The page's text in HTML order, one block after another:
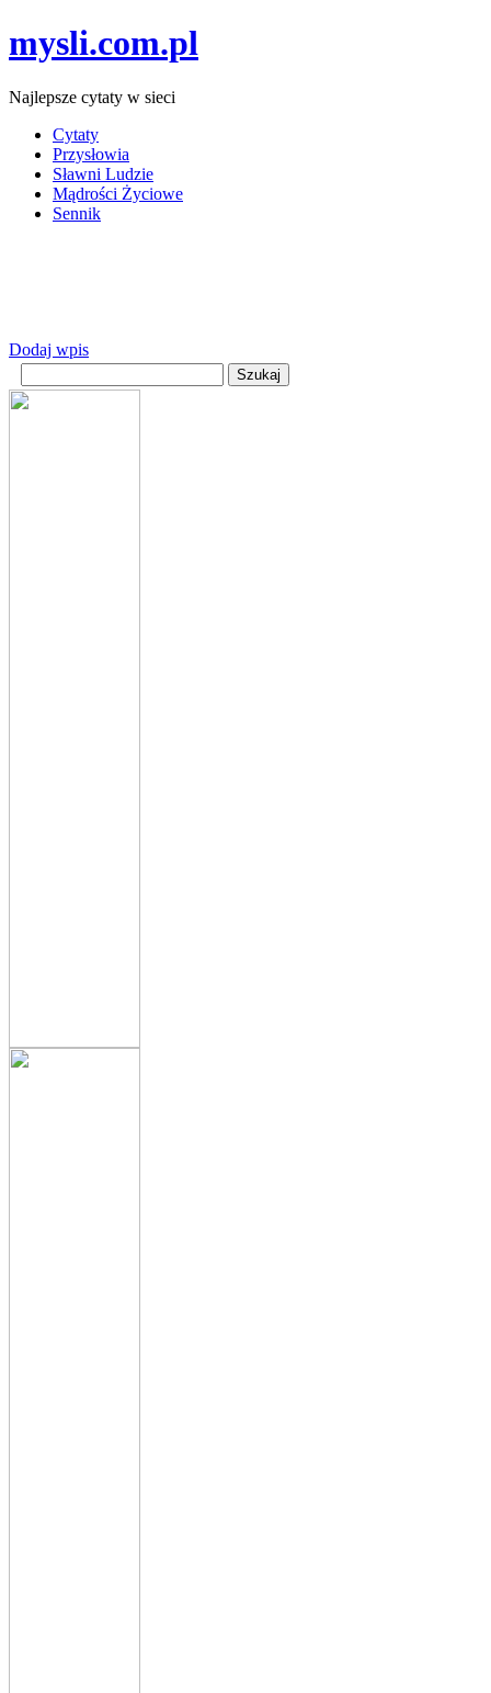
mysli.com.pl
Najlepsze cytaty w sieci
Cytaty
Przysłowia
Sławni Ludzie
Mądrości Życiowe
Sennik
Dodaj wpis